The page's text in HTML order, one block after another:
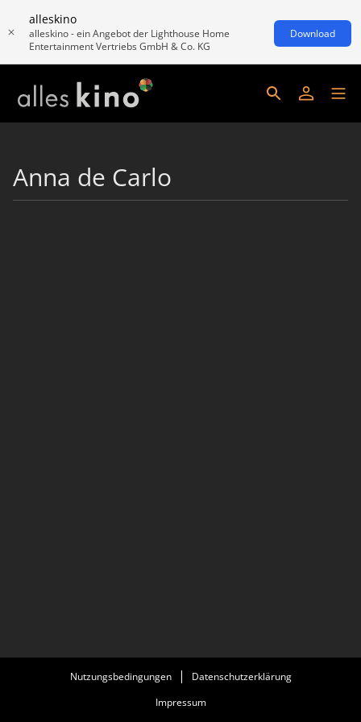
alleskino
alleskino - ein Angebot der Lighthouse Home
Entertainment Vertriebs GmbH & Co. KG
Download
Anna de Carlo
Nutzungsbedingungen
Datenschutzerklärung
Impressum